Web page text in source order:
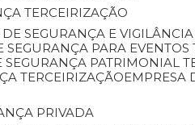
TERCEIRIZAÇÃO
DE SEGURANÇA E
SEGURANÇA PARA
SEGURANÇA PATRIMONIAL
TERCEIRIZAÇÃO
PRIVADA